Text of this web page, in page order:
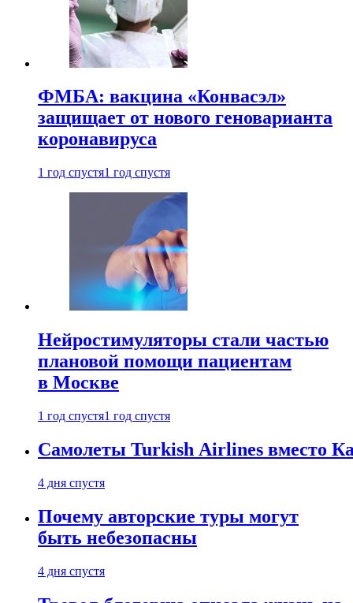
ФМБА: вакцина «Конвасэл»
защищает от нового геноварианта
коронавируса
1 год спустя1 год спустя
Нейростимуляторы стали частью
плановой помощи пациентам
в Москве
1 год спустя1 год спустя
Самолеты Turkish Airlines вместо
4 дня спустя
Почему авторские туры могут
быть небезопасны
4 дня спустя